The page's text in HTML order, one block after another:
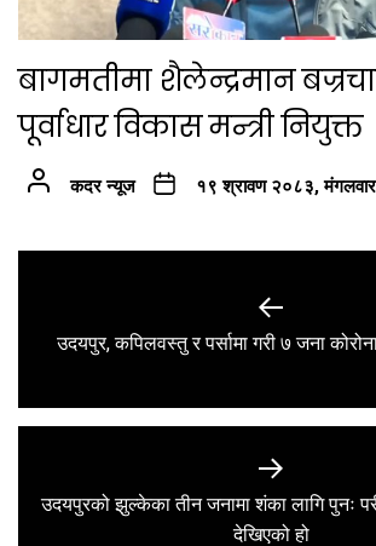
बागमतीमा शैलेन्द्रमान
पूर्वाधार विकास मन्त्री नियुक्त
कदर न्यूज १९ श्रावण २०८३,
Previous
उदयपुर, कपिलवस्तु र पर्सामा गरी ७ जना
Next
उदयपुरको झुल्केका तीन जनामा शंका लागि पुनः
देखिएको हो